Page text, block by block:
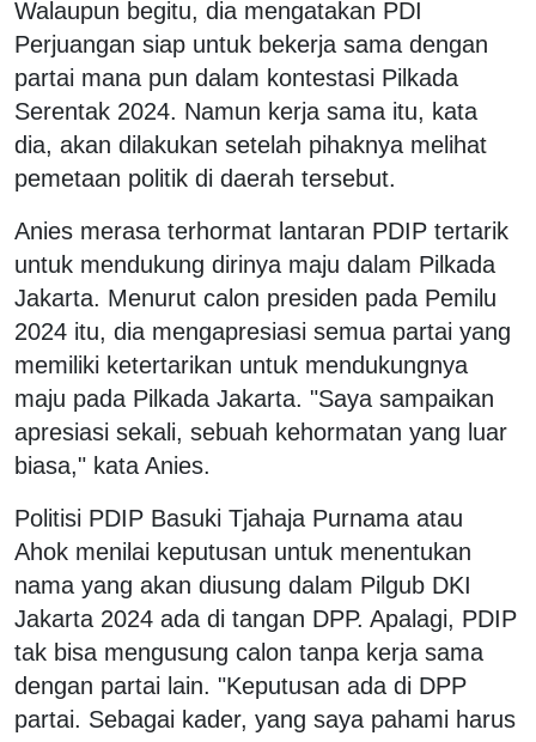
Walaupun begitu, dia mengatakan PDI
Perjuangan siap untuk bekerja sama dengan
partai mana pun dalam kontestasi Pilkada
Serentak 2024. Namun kerja sama itu, kata
dia, akan dilakukan setelah pihaknya melihat
pemetaan politik di daerah tersebut.
Anies merasa terhormat lantaran PDIP tertarik
untuk mendukung dirinya maju dalam Pilkada
Jakarta. Menurut calon presiden pada Pemilu
2024 itu, dia mengapresiasi semua partai yang
memiliki ketertarikan untuk mendukungnya
maju pada Pilkada Jakarta. "Saya sampaikan
apresiasi sekali, sebuah kehormatan yang luar
biasa," kata Anies.
Politisi PDIP Basuki Tjahaja Purnama atau
Ahok menilai keputusan untuk menentukan
nama yang akan diusung dalam Pilgub DKI
Jakarta 2024 ada di tangan DPP. Apalagi, PDIP
tak bisa mengusung calon tanpa kerja sama
dengan partai lain. "Keputusan ada di DPP
partai. Sebagai kader, yang saya pahami harus